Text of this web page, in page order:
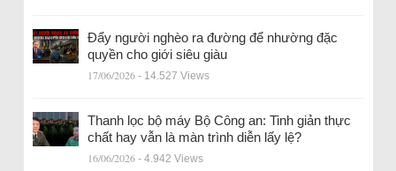
Đẩy người nghèo ra đường để nhường đặc
quyền cho giới siêu giàu
17/06/2026 - 14.527 Views
Thanh lọc bộ máy Bộ Công an: Tinh giản thực
chất hay vẫn là màn trình diễn lấy lệ?
16/06/2026 - 4.942 Views